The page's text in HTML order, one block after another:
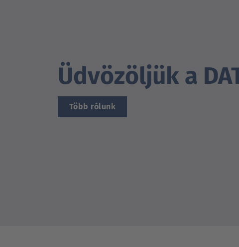
Üdvözöljük a
Több rólunk